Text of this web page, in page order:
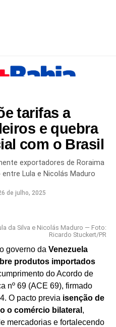
tarifas a
e quebra
com o Brasil
exportadores de Roraima
Lula e Nicolás Maduro
de julho, 2025
da Silva e Nicolás Maduro — Foto:
Ricardo Stuckert/PR
governo da Venezuela
produtos importados
do Acordo de
nº 69 (ACE 69), firmado
O pacto previa isenção de
o comércio bilateral ,
mercadorias e fortalecendo